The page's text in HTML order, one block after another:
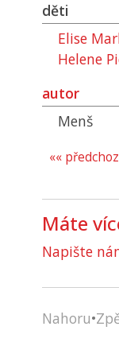
děti
Elise
Helene
autor
Menš
««
Máte
Napište
Nahoru•